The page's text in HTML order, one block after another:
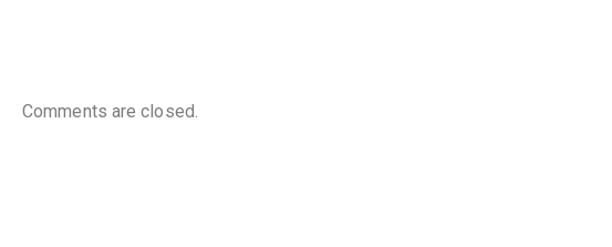
Comments are closed.